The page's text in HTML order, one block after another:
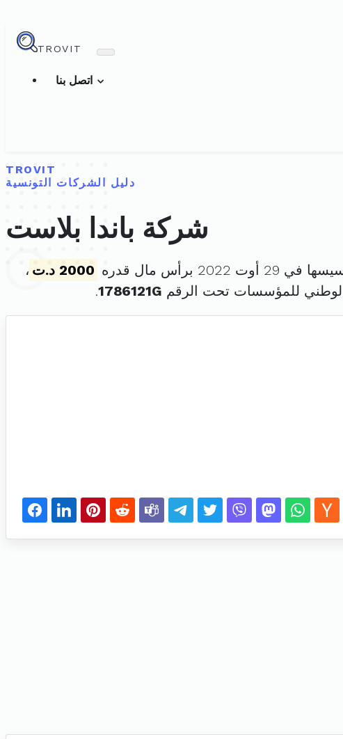
TROVIT
TROVIT
دليل الشركات التونسية
شركة باندا بلاست
أوت 2022 برأس مال قدره 2000 د.ت
،
للمؤسسات تحت الرقم 1786121G
.